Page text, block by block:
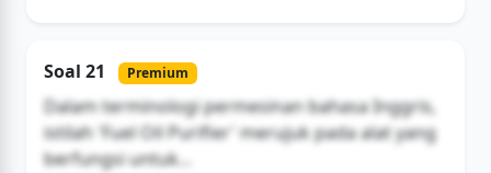
Soal 21 Premium
Dalam terminologi permesinan bahasa Inggris,
istilah 'Fuel Oil Purifier' merujuk pada alat yang
berfungsi untuk...